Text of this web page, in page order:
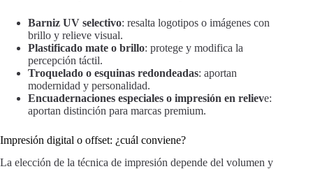
Barniz UV selectivo: resalta logotipos o imágenes con
brillo y relieve visual.
Plastificado mate o brillo: protege y modifica la
percepción táctil.
Troquelado o esquinas redondeadas: aportan
modernidad y personalidad.
Encuadernaciones especiales o impresión en relieve:
aportan distinción para marcas premium.
Impresión digital o offset: ¿cuál conviene?
La elección de la técnica de impresión depende del volumen y